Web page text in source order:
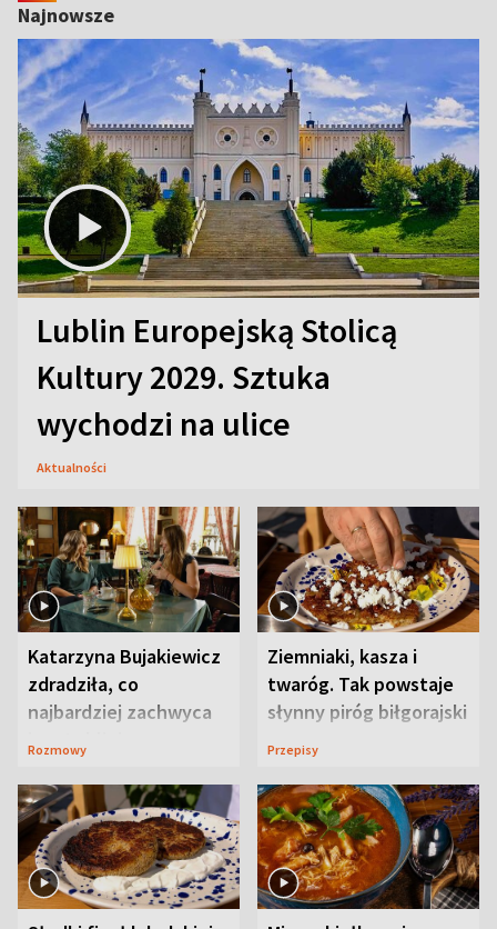
Najnowsze
Lublin Europejską Stolicą
Kultury 2029. Sztuka
wychodzi na ulice
Aktualności
Katarzyna Bujakiewicz
zdradziła, co
najbardziej zachwyca
ją w Lublinie
Rozmowy
Ziemniaki, kasza i
twaróg. Tak powstaje
słynny piróg biłgorajski
Przepisy